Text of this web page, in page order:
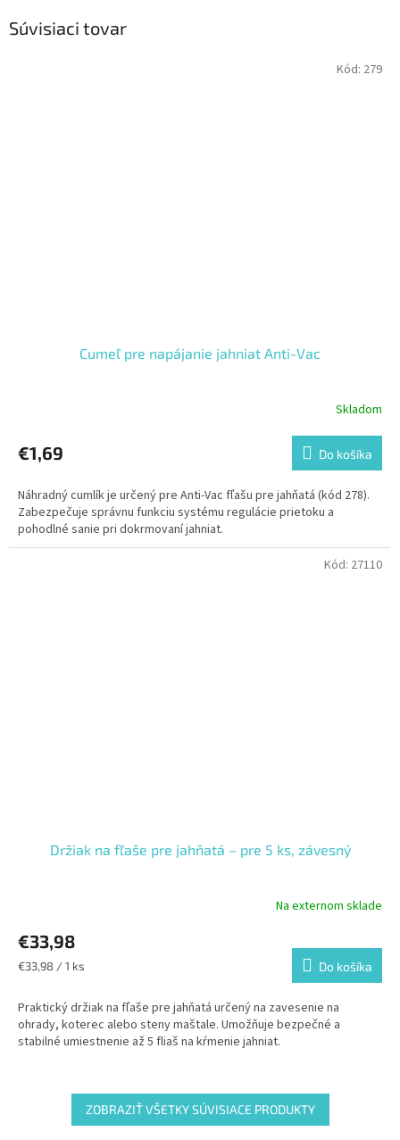
Súvisiaci tovar
Cumeľ pre napájanie jahniat Anti-Vac
Skladom
€1,69 Do košíka
Náhradný cumlík je určený pre Anti-Vac fľašu pre jahňatá (kód 278).
Zabezpečuje správnu funkciu systému regulácie prietoku a
pohodlné sanie pri dokrmovaní jahniat.
Kód: 279
Držiak na fľaše pre jahňatá – pre 5 ks, závesný
Na externom sklade
€33,98
Jednotková
€33,98 / 1 ks Do košíka
Praktický držiak na fľaše pre jahňatá určený na zavesenie na
ohrady, koterec alebo steny maštale. Umožňuje bezpečné a
stabilné umiestnenie až 5 fliaš na kŕmenie jahniat.
Kód: 27110
ZOBRAZIŤ VŠETKY SÚVISIACE PRODUKTY